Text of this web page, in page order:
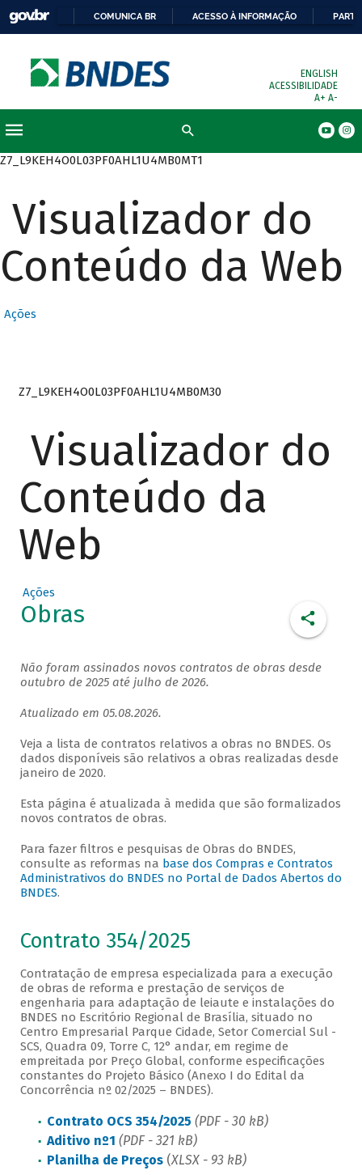
COMUNICA BR ACESSO À INFORMAÇÃO
ENGLISH
ACESSIBILIDADE
A+ A-
Z7_L9KEH4O0L03PF0AHL1U4MB0MT1
Visualizador do
Conteúdo da Web
Ações
Z7_L9KEH4O0L03PF0AHL1U4MB0M30
Visualizador do
Conteúdo da
Web
Ações
Obras
Não foram assinados novos contratos de obras desde
outubro de 2025 até julho de 2026.
Atualizado em 05.08.2026.
Veja a lista de contratos relativos a obras no BNDES. Os
dados disponíveis são relativos a obras realizadas desde
janeiro de 2020.
Esta página é atualizada à medida que são formalizados
novos contratos de obras.
Para fazer filtros e pesquisas de Obras do BNDES,
consulte as reformas na base dos Compras e Contratos
Administrativos do BNDES no Portal de Dados Abertos do
BNDES.
Contrato 354/2025
Contratação de empresa especializada para a execução
de obras de reforma e prestação de serviços de
engenharia para adaptação de leiaute e instalações do
BNDES no Escritório Regional de Brasília, situado no
Centro Empresarial Parque Cidade, Setor Comercial Sul -
SCS, Quadra 09, Torre C, 12° andar, em regime de
empreitada por Preço Global, conforme especificações
constantes do Projeto Básico (Anexo I do Edital da
Concorrência nº 02/2025 – BNDES).
Contrato OCS 354/2025 (PDF - 30 kB)
Aditivo nº1 (PDF - 321 kB)
Planilha de Preços(XLSX - 93 kB)